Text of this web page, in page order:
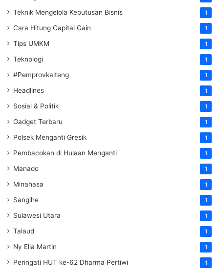
Teknik Mengelola Keputusan Bisnis 1
Cara Hitung Capital Gain 1
Tips UMKM 1
Teknologi 1
#Pemprovkalteng 1
Headlines 1
Sosial & Politik 1
Gadget Terbaru 1
Polsek Menganti Gresik 1
Pembacokan di Hulaan Menganti 1
Manado 1
Minahasa 1
Sangihe 1
Sulawesi Utara 1
Talaud 1
Ny Ella Martin 1
Peringati HUT ke-62 Dharma Pertiwi 1